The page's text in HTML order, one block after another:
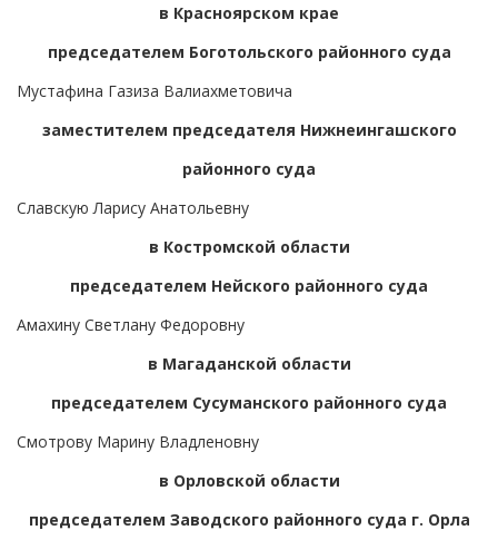
в Красноярском крае
председателем Боготольского районного суда
Мустафина Газиза Валиахметовича
заместителем председателя Нижнеингашского
районного суда
Славскую Ларису Анатольевну
в Костромской области
председателем Нейского районного суда
Амахину Светлану Федоровну
в Магаданской области
председателем Сусуманского районного суда
Смотрову Марину Владленовну
в Орловской области
председателем Заводского районного суда г. Орла